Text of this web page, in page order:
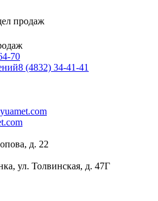
продаж
70
8 (4832) 34-41-41
д. 22
ул. Толвинская, д. 47Г